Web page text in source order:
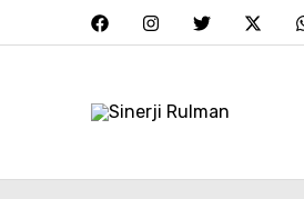
atla